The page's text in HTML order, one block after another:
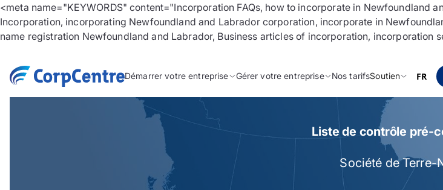
<meta name="KEYWORDS" content="Incorporation FAQs, how to incorporate in Newfoundland
Incorporation, incorporating Newfoundland and Labrador corporation, incorporate in
name registration Newfoundland and Labrador, Business articles of incorporation, incorporation
Démarrer votre entreprise Gérer votre entreprise Nos tarifsSoutien FR
Liste de contrôle pré-
Société de Terre-